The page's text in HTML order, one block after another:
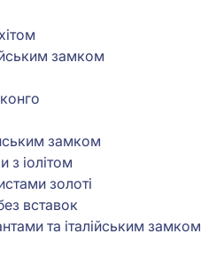
замком
замком
з іолітом
золоті
вставок
та італійським замком